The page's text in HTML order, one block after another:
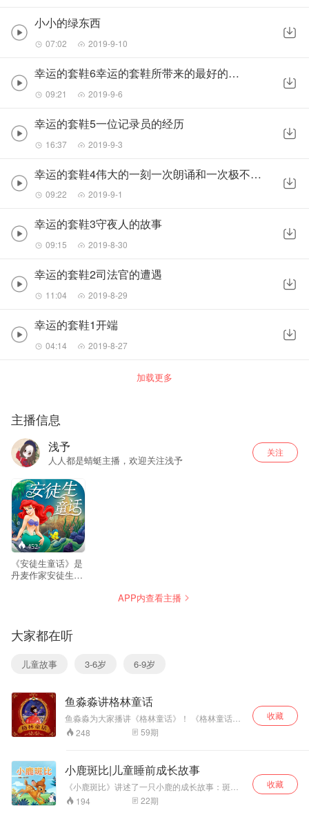
小小的绿东西
07:02 2019-9-10
幸运的套鞋6幸运的套鞋所带来的最好的东西
09:21 2019-9-6
幸运的套鞋5一位记录员的经历
16:37 2019-9-3
幸运的套鞋4伟大的一刻一次朗诵和一次极不平常的旅行
09:22 2019-9-1
幸运的套鞋3守夜人的故事
09:15 2019-8-30
幸运的套鞋2司法官的遭遇
11:04 2019-8-29
幸运的套鞋1开端
04:14 2019-8-27
加载更多
主播信息
浅予
人人都是蜻蜓主播，欢迎关注浅予
关注
452
《安徒生童话》是
丹麦作家安徒生创
美他们的善良和纯
洁的优秀品德；无
情地揭露和批判王
公贵族们的愚蠢、
暴。其中较为闻名
的故事有：《小人
鱼》、《丑小
鸭》、《卖火柴的
小女孩》、《拇指
APP内查看主播
大家都在听
儿童故事 3-6岁 6-9岁
鱼淼淼讲格林童话
鱼淼淼为大家播讲《格林童话》！ 《格林童话》
是由德国语言学家雅可布·格林和威廉·格林兄弟收
集、整理、加工完成的德国民间文学。《格林童
口头传说，是世界童话的经典之作。格林兄弟以
其丰富的想象、优美的语言给孩子们讲述了一个
个神奇而又浪漫的童话故事。
248 59期
收藏
小鹿斑比|儿童睡前成长故事
《小鹿斑比》讲述了一只小鹿的成长故事：斑比
和森林里的同伴一起经历季节更替、生存磨难．
在一点点了解外部世界的同时，心灵和情感也在
194 22期
收藏